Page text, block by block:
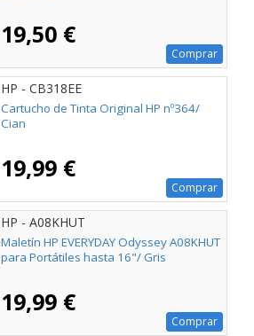
19,50 €
Comprar
HP - CB318EE
Cartucho de Tinta Original HP nº364/
Cian
19,99 €
Comprar
HP - A08KHUT
Maletín HP EVERYDAY Odyssey A08KHUT
para Portátiles hasta 16"/ Gris
19,99 €
Comprar